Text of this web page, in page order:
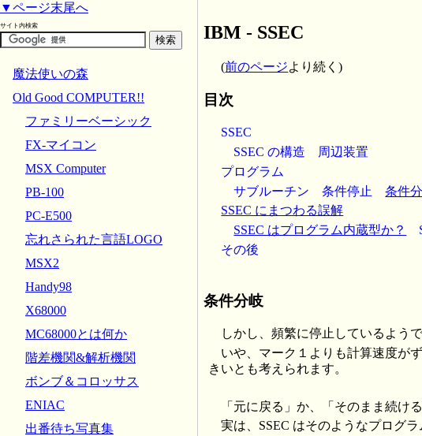
IBM - SSEC
(前のページより続く)
目次
SSEC
SSEC の構造
周辺装置
プログラム
サブルーチン
条件停止 条件
SSEC にまつわる誤解
SSEC はプログラム内蔵型か？
その後
条件分岐
しかし、頻繁に停止しているよう
いや、マーク１よりも計算速度が
きいとも考えられます。
「元に戻る」か、「そのまま続け
実は、SSEC はそのようなプログ
▼ページ末尾へ
サイト内検索
魔法使いの森
Old Good COMPUTER!!
ファミリーベーシック
FX-マイコン
MSX Computer
PB-100
PC-E500
忘れさられた言語LOGO
MSX2
Handy98
X68000
MC68000とは何か
階差機関&解析機関
ボンブ＆コロッサス
ENIAC
出番待ち写真集